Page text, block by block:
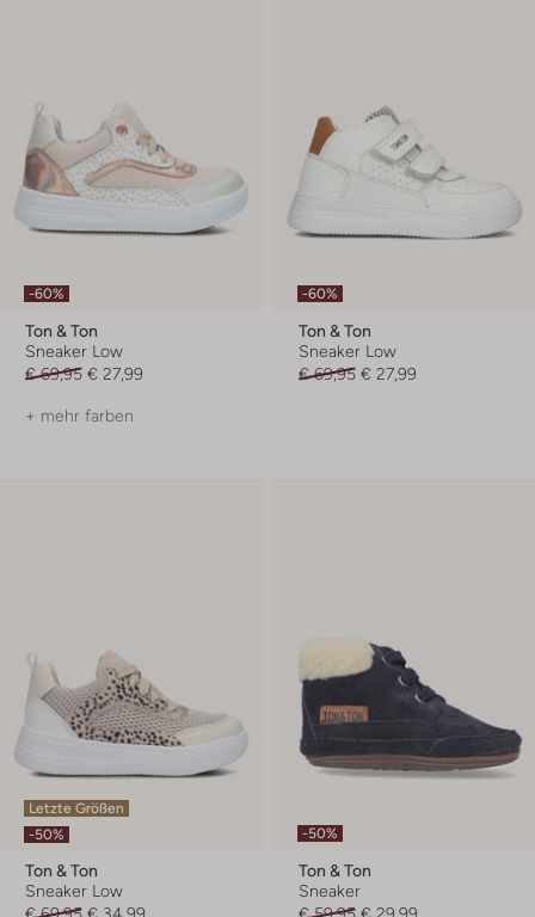
-60%
Ton & Ton
Sneaker Low
€ 69,95 € 27,99
+ mehr farben
-60%
Ton & Ton
Sneaker Low
€ 69,95 € 27,99
Letzte Größen
-50%
Ton & Ton
Sneaker Low
-50%
Ton & Ton
Sneaker